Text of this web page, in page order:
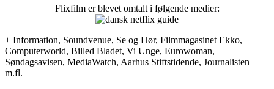
Flixfilm er blevet omtalt i følgende medier:
+ Information, Soundvenue, Se og Hør, Filmmagasinet Ekko,
Computerworld, Billed Bladet, Vi Unge, Eurowoman,
Søndagsavisen, MediaWatch, Aarhus Stiftstidende, Journalisten
m.fl.